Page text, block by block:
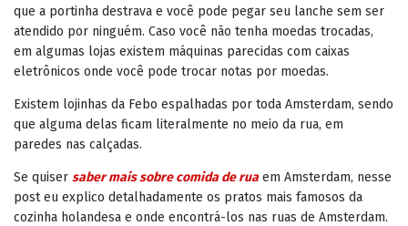
que a portinha destrava e você pode pegar seu lanche sem ser
atendido por ninguém. Caso você não tenha moedas trocadas,
em algumas lojas existem máquinas parecidas com caixas
eletrônicos onde você pode trocar notas por moedas.
Existem lojinhas da Febo espalhadas por toda Amsterdam, sendo
que alguma delas ficam literalmente no meio da rua, em
paredes nas calçadas.
Se quiser saber mais sobre comida de rua em Amsterdam, nesse
post eu explico detalhadamente os pratos mais famosos da
cozinha holandesa e onde encontrá-los nas ruas de Amsterdam.